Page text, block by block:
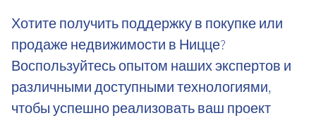
Хотите получить поддержку в покупке или
продаже недвижимости в Ницце?
Воспользуйтесь опытом наших экспертов и
различными доступными технологиями,
чтобы успешно реализовать ваш проект